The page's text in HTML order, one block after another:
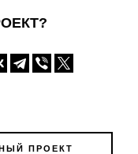
ПРОЕКТ